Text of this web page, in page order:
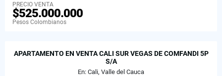
PRECIO VENTA
$525.000.000
Pesos Colombianos
APARTAMENTO EN VENTA CALI SUR VEGAS DE COMFANDI 5P
S/A
En: Cali, Valle del Cauca